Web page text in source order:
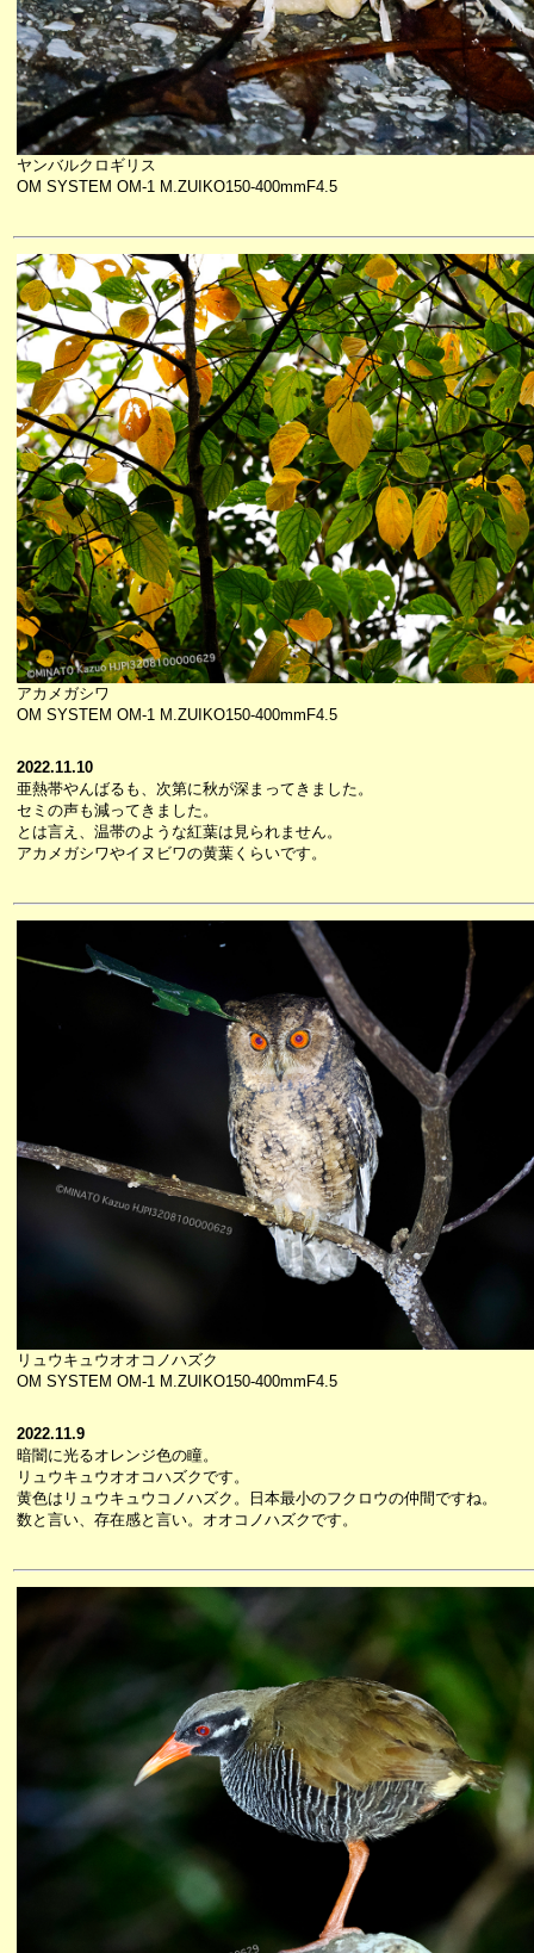
ヤンバルクロギリス
OM SYSTEM OM-1 M.ZUIKO150-400mmF4.5
アカメガシワ
OM SYSTEM OM-1 M.ZUIKO150-400mmF4.5
2022.11.10
亜熱帯やんばるも、次第に秋が深まってきました。
セミの声も減ってきました。
とは言え、温帯のような紅葉は見られません。
アカメガシワやイヌビワの黄葉くらいです。
リュウキュウオオコノハズク
OM SYSTEM OM-1 M.ZUIKO150-400mmF4.5
2022.11.9
暗闇に光るオレンジ色の瞳。
リュウキュウオオコハズクです。
黄色はリュウキュウコノハズク。日本最小のフクロウの仲間ですね。
数と言い、存在感と言い。オオコノハズクです。